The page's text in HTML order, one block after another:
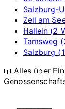
Salzburg-
Zell am
Hallein (2
Tamsweg
Salzburg
📖 Alles über